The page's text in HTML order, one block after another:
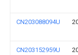
CN203088094U
CN203152959U